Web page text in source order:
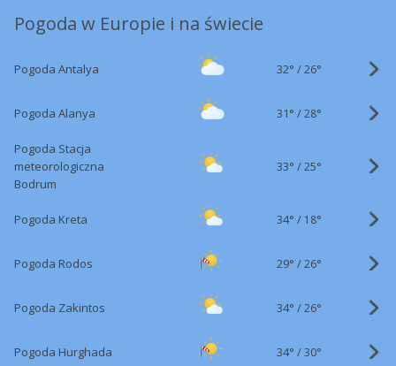
Pogoda w Europie i na świecie
Pogoda Antalya 32° /26°
Pogoda Alanya 31° /28°
Pogoda Stacja
meteorologiczna
Bodrum
33° /25°
Pogoda Kreta 34° / 18°
Pogoda Rodos 29° /26°
Pogoda Zakintos 34° /26°
Pogoda Hurghada 34° /30°